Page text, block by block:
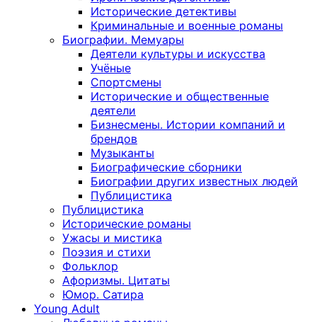
Исторические детективы
Криминальные и военные романы
Биографии. Мемуары
Деятели культуры и искусства
Учёные
Спортсмены
Исторические и общественные
деятели
Бизнесмены. Истории компаний и
брендов
Музыканты
Биографические сборники
Биографии других известных людей
Публицистика
Публицистика
Исторические романы
Ужасы и мистика
Поэзия и стихи
Фольклор
Афоризмы. Цитаты
Юмор. Сатира
Young Adult